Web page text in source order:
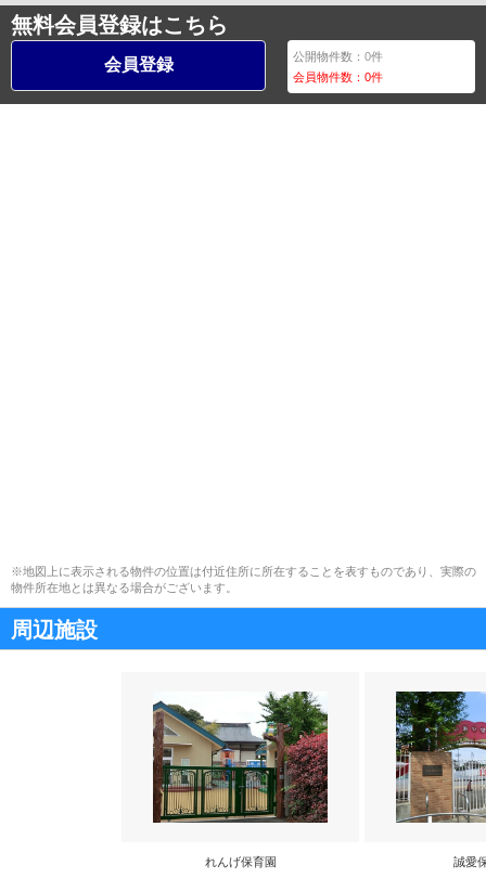
無料会員登録はこちら
会員登録 公開物件数：0件
会員物件数：0件
※地図上に表示される物件の位置は付近住所に所在することを表すものであり、実際の
物件所在地とは異なる場合がございます。
周辺施設
れんげ保育園 誠愛